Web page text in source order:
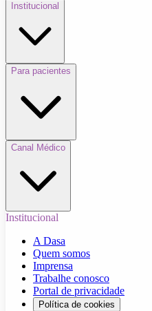
Institucional
Para pacientes
Canal Médico
Institucional
A Dasa
Quem somos
Imprensa
Trabalhe conosco
Portal de privacidade
Política de cookies